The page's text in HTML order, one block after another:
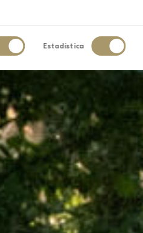
Estadística